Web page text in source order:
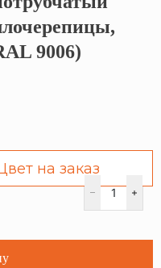
ссылку
9006)
на заказ